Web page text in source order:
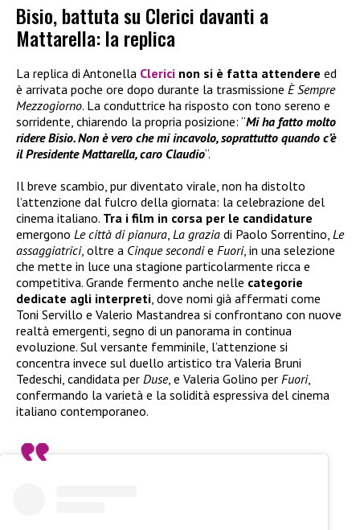
Bisio, battuta su Clerici davanti a
Mattarella: la replica
La replica di Antonella Clerici non si è fatta attendere ed
è arrivata poche ore dopo durante la trasmissione È Sempre
Mezzogiorno. La conduttrice ha risposto con tono sereno e
sorridente, chiarendo la propria posizione: “Mi ha fatto molto
ridere Bisio. Non è vero che mi incavolo, soprattutto quando c’è
il Presidente Mattarella, caro Claudio“.
Il breve scambio, pur diventato virale, non ha distolto
l’attenzione dal fulcro della giornata: la celebrazione del
cinema italiano. Tra i film in corsa per le candidature
emergono Le città di pianura, La grazia di Paolo Sorrentino, Le
assaggiatrici, oltre a Cinque secondie Fuori, in una selezione
che mette in luce una stagione particolarmente ricca e
competitiva. Grande fermento anche nelle categorie
dedicate agli interpreti, dove nomi già affermati come
Toni Servillo e Valerio Mastandrea si confrontano con nuove
realtà emergenti, segno di un panorama in continua
evoluzione. Sul versante femminile, l’attenzione si
concentra invece sul duello artistico tra Valeria Bruni
Tedeschi, candidata per Duse, e Valeria Golino per Fuori,
confermando la varietà e la solidità espressiva del cinema
italiano contemporaneo.